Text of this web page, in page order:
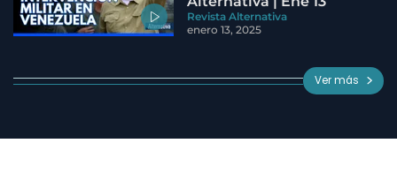
Revista Alternativa
enero 13, 2025
Ver más